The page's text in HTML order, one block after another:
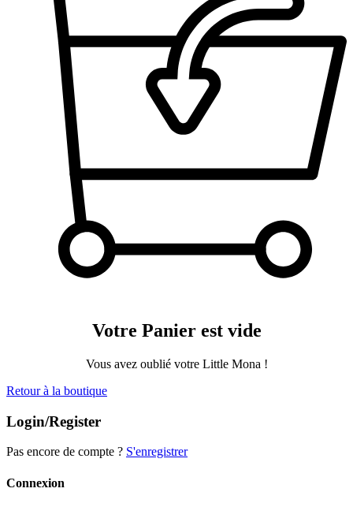
Votre Panier est vide
Vous avez oublié votre Little Mona !
Retour à la boutique
Login/Register
Pas encore de compte ? S'enregistrer
Connexion